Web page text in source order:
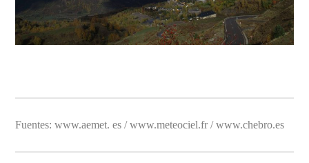
Fuentes: www.aemet. es / www.meteociel.fr / www.chebro.es